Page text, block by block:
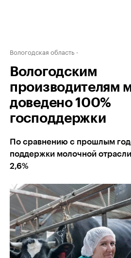
Вологодская область
Вологодским
производителям
доведено 100%
господдержки
По сравнению с прошлым
поддержки молочной
2,6%